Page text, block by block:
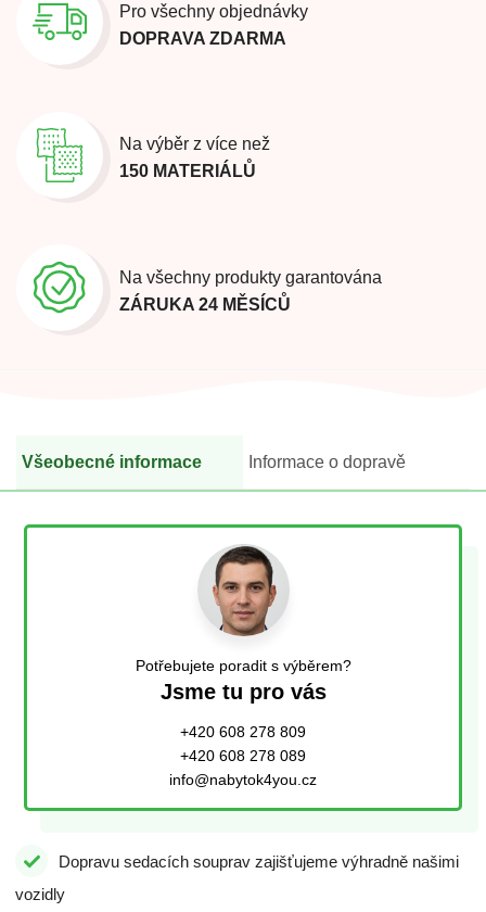
Pro všechny objednávky
DOPRAVA ZDARMA
Na výběr z více než
150 MATERIÁLŮ
Na všechny produkty garantována
ZÁRUKA 24 MĚSÍCŮ
Všeobecné informace Informace o dopravě
Potřebujete poradit s výběrem?
Jsme tu pro vás
+420 608 278 809
+420 608 278 089
info@nabytok4you.cz
Dopravu sedacích souprav zajišťujeme výhradně našimi
vozidly